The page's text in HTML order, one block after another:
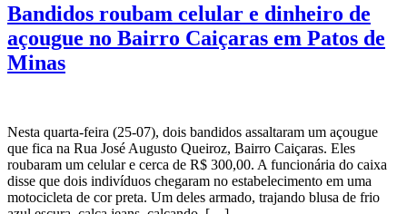
Bandidos roubam celular e dinheiro de
açougue no Bairro Caiçaras em Patos de
Minas
Nesta quarta-feira (25-07), dois bandidos assaltaram um açougue
que fica na Rua José Augusto Queiroz, Bairro Caiçaras. Eles
roubaram um celular e cerca de R$ 300,00. A funcionária do caixa
disse que dois indivíduos chegaram no estabelecimento em uma
motocicleta de cor preta. Um deles armado, trajando blusa de frio